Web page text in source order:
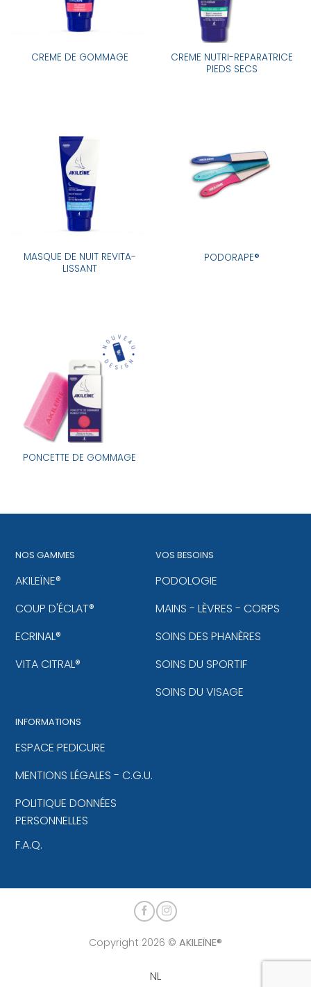
CREME DE GOMMAGE
CREME NUTRI-REPARATRICE
PIEDS SECS
MASQUE DE NUIT REVITA-
LISSANT
PODORAPE®
PONCETTE DE GOMMAGE
NOS GAMMES
AKILEÏNE®
COUP D'ÉCLAT®
ECRINAL®
VITA CITRAL®
VOS BESOINS
PODOLOGIE
MAINS - LÈVRES - CORPS
SOINS DES PHANÈRES
SOINS DU SPORTIF
SOINS DU VISAGE
INFORMATIONS
ESPACE PEDICURE
MENTIONS LÉGALES - C.G.U.
POLITIQUE DONNÉES
PERSONNELLES
F.A.Q.
Copyright 2026 © AKILEÏNE®
NL